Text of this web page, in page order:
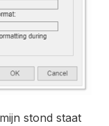
stond staat